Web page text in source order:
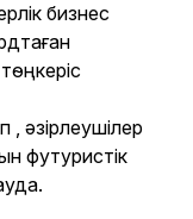
бизнес
, әзірлеушілер
футуристік